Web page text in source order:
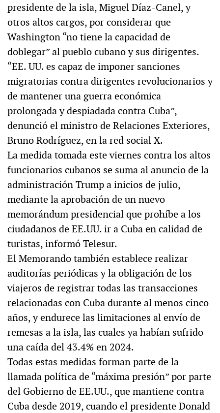
presidente de la isla, Miguel Díaz-Canel, y
otros altos cargos, por considerar que
Washington “no tiene la capacidad de
doblegar” al pueblo cubano y sus dirigentes.
“EE. UU. es capaz de imponer sanciones
migratorias contra dirigentes revolucionarios y
de mantener una guerra económica
prolongada y despiadada contra Cuba”,
denunció el ministro de Relaciones Exteriores,
Bruno Rodríguez, en la red social X.
La medida tomada este viernes contra los altos
funcionarios cubanos se suma al anuncio de la
administración Trump a inicios de julio,
mediante la aprobación de un nuevo
memorándum presidencial que prohíbe a los
ciudadanos de EE.UU. ir a Cuba en calidad de
turistas, informó Telesur.
El Memorando también establece realizar
auditorías periódicas y la obligación de los
viajeros de registrar todas las transacciones
relacionadas con Cuba durante al menos cinco
años, y endurece las limitaciones al envío de
remesas a la isla, las cuales ya habían sufrido
una caída del 43.4% en 2024.
Todas estas medidas forman parte de la
llamada política de “máxima presión” por parte
del Gobierno de EE.UU., que mantiene contra
Cuba desde 2019, cuando el presidente Donald